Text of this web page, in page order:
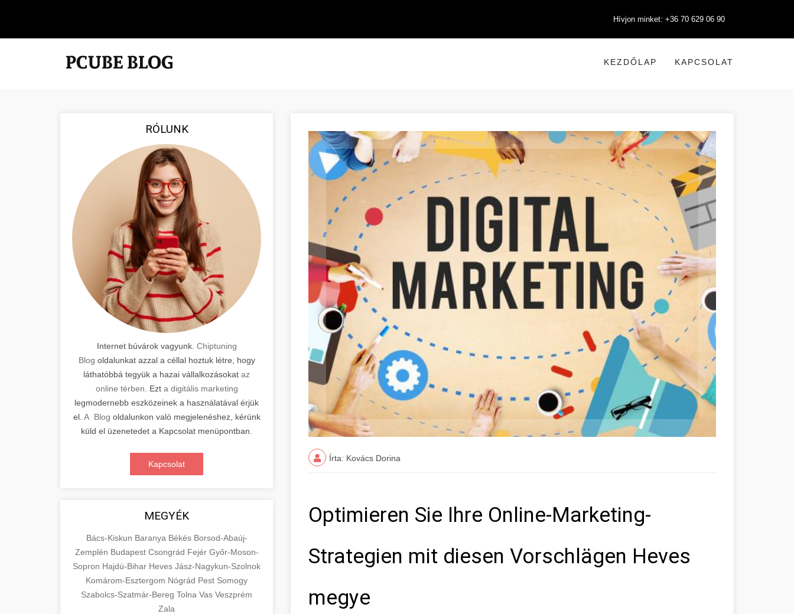
Hívjon minket: +36 70 629 06 90
KEZDŐLAP KAPCSOLAT
RÓLUNK
Internet búvárok vagyunk. Chiptuning
Blog oldalunkat azzal a céllal hoztuk létre, hogy
láthatóbbá tegyük a hazai vállalkozásokat az
online térben . Ezt a digitális marketing
legmodernebb eszközeinek a használatával érjük
el. A Blog oldalunkon való megjelenéshez, kérünk
küld el üzenetedet a Kapcsolat menüpontban.
Kapcsolat
MEGYÉK
Bács-Kiskun Baranya Békés Borsod-Abaúj-
Zemplén Budapest Csongrád Fejér Győr-Moson-
Sopron Hajdú-Bihar Heves Jász-Nagykun-Szolnok
Komárom-Esztergom Nógrád Pest Somogy
Szabolcs-Szatmár-Bereg Tolna Vas Veszprém
Zala
Írta: Kovács Dorina
Optimieren Sie Ihre Online-Marketing-
Strategien mit diesen Vorschlägen Heves
megye